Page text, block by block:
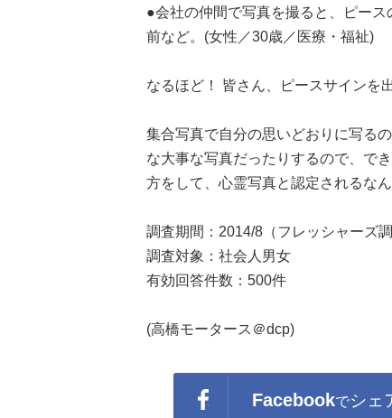
●会社の仲間で写真を撮ると、ピー
前など。(女性／30歳／医療・福祉)
なるほど！ 皆さん、ピースサインを
集合写真で自分の思いどおりに写る
な大事な写真だったりするので、で
方をして、心霊写真と認定されるな
調査期間：2014/8（フレッシャーズ調
調査対象：社会人男女
有効回答件数：500件
(高橋モータース＠dcp)
Facebookでシェ